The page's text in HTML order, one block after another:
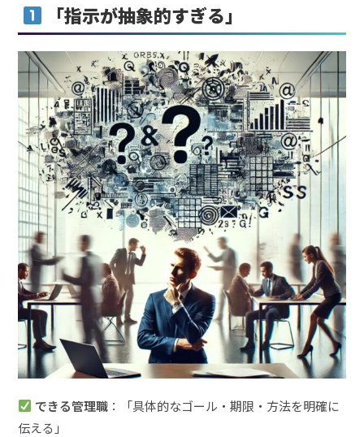
「指示が抽象的すぎる」
できる管理職：「具体的なゴール・期限・方法を明確に
伝える」